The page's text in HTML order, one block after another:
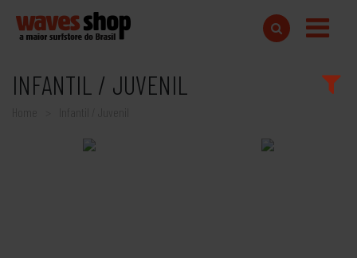
INFANTIL / JUVENIL
Home